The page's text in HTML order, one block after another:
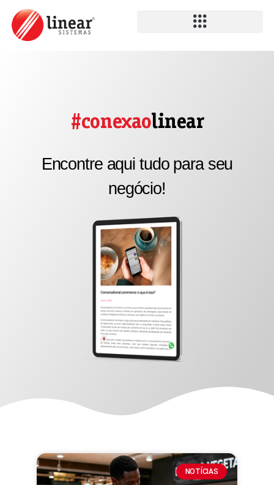
#conexaolinear
Encontre aqui tudo para seu
negócio!
NOTÍCIAS